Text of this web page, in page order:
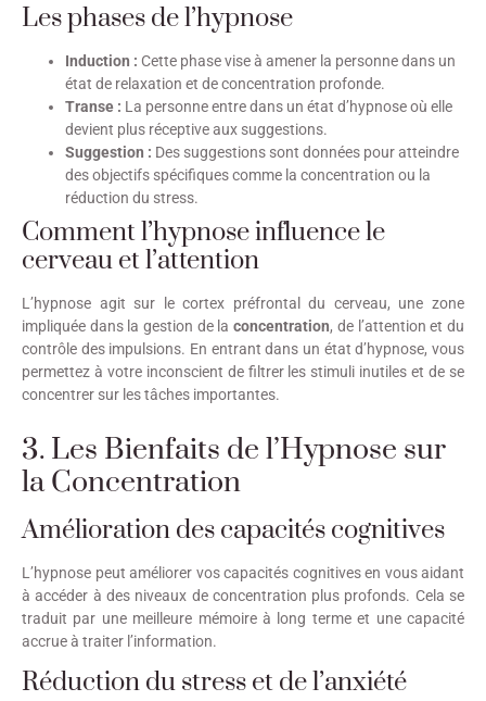
Les phases de l’hypnose
Induction : Cette phase vise à amener la personne dans un
état de relaxation et de concentration profonde.
Transe : La personne entre dans un état d’hypnose où elle
devient plus réceptive aux suggestions.
Suggestion : Des suggestions sont données pour atteindre
des objectifs spécifiques comme la concentration ou la
réduction du stress.
Comment l’hypnose influence le
cerveau et l’attention
L’hypnose agit sur le cortex préfrontal du cerveau, une zone
impliquée dans la gestion de laconcentration, de l’attention et du
contrôle des impulsions. En entrant dans un état d’hypnose, vous
permettez à votre inconscient de filtrer les stimuli inutiles et de se
concentrer sur les tâches importantes.
3. Les Bienfaits de l’Hypnose sur
la Concentration
Amélioration des capacités cognitives
L’hypnose peut améliorer vos capacités cognitives en vous aidant
à accéder à des niveaux de concentration plus profonds. Cela se
traduit par une meilleure mémoire à long terme et une capacité
accrue à traiter l’information.
Réduction du stress et de l’anxiété